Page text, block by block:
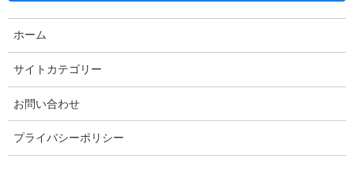
Facebook
Threads
ホーム
サイトカテゴリー
お問い合わせ
プライバシーポリシー